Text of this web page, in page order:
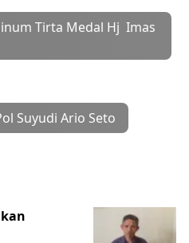
Tirta Medal Hj Imas
Suyudi Ario Seto